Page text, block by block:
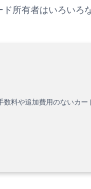
所有者はいろいろ